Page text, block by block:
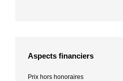
Aspects financiers
Prix hors honoraires